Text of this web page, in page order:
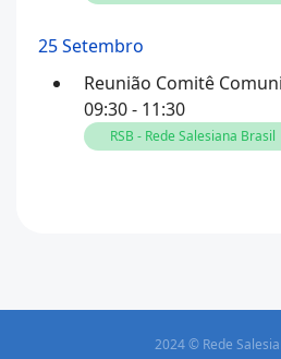
25 Setembro
Reunião Comitê
09:30 - 11:30
RSB - Rede Salesiana Brasil
2024 © Rede